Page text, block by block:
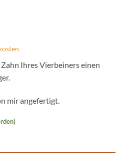
Ihres Vierbeiners einen
mir angefertigt.